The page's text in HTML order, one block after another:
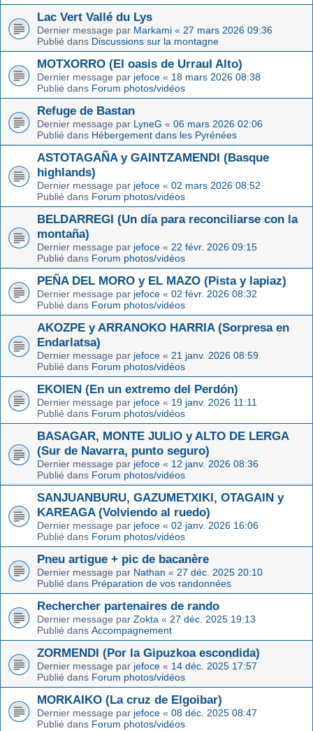
Lac Vert Vallé du Lys
Dernier message par Markami « 27 mars 2026 09:36
Publié dans Discussions sur la montagne
MOTXORRO (El oasis de Urraul Alto)
Dernier message par jefoce « 18 mars 2026 08:38
Publié dans Forum photos/vidéos
Refuge de Bastan
Dernier message par LyneG « 06 mars 2026 02:06
Publié dans Hébergement dans les Pyrénées
ASTOTAGAÑA y GAINTZAMENDI (Basque
highlands)
Dernier message par jefoce « 02 mars 2026 08:52
Publié dans Forum photos/vidéos
BELDARREGI (Un día para reconciliarse con la
montaña)
Dernier message par jefoce « 22 févr. 2026 09:15
Publié dans Forum photos/vidéos
PEÑA DEL MORO y EL MAZO (Pista y lapiaz)
Dernier message par jefoce « 02 févr. 2026 08:32
Publié dans Forum photos/vidéos
AKOZPE y ARRANOKO HARRIA (Sorpresa en
Endarlatsa)
Dernier message par jefoce « 21 janv. 2026 08:59
Publié dans Forum photos/vidéos
EKOIEN (En un extremo del Perdón)
Dernier message par jefoce « 19 janv. 2026 11:11
Publié dans Forum photos/vidéos
BASAGAR, MONTE JULIO y ALTO DE LERGA
(Sur de Navarra, punto seguro)
Dernier message par jefoce « 12 janv. 2026 08:36
Publié dans Forum photos/vidéos
SANJUANBURU, GAZUMETXIKI, OTAGAIN y
KAREAGA (Volviendo al ruedo)
Dernier message par jefoce « 02 janv. 2026 16:06
Publié dans Forum photos/vidéos
Pneu artigue + pic de bacanère
Dernier message par Nathan « 27 déc. 2025 20:10
Publié dans Préparation de vos randonnées
Rechercher partenaires de rando
Dernier message par Zokta « 27 déc. 2025 19:13
Publié dans Accompagnement
ZORMENDI (Por la Gipuzkoa escondida)
Dernier message par jefoce « 14 déc. 2025 17:57
Publié dans Forum photos/vidéos
MORKAIKO (La cruz de Elgoibar)
Dernier message par jefoce « 08 déc. 2025 08:47
Publié dans Forum photos/vidéos